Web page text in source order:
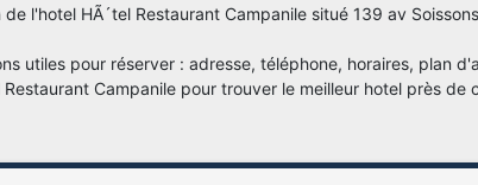
l'hotel HÃ´tel Restaurant Campanile situé 139 av
utiles pour réserver : adresse, téléphone, horaires, plan
Campanile pour trouver le meilleur hotel près de